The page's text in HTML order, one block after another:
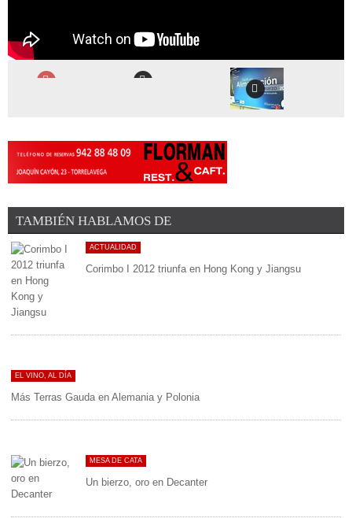
TAMBIÉN HABLAMOS DE
ACTUALIDAD
Corimbo I 2012 triunfa en Hong Kong y Jiangsu
EL VINO, AL DÍA
Más Terras Gauda en Alemania y Polonia
MESA DE CATA
Un bierzo, oro en Decanter